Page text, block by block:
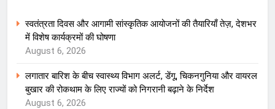
स्वतंत्रता दिवस और आगामी सांस्कृतिक आयोजनों की तैयारियाँ तेज़, देशभर
में विशेष कार्यक्रमों की घोषणा
August 6, 2026
लगातार बारिश के बीच स्वास्थ्य विभाग अलर्ट, डेंगू, चिकनगुनिया और वायरल
बुखार की रोकथाम के लिए राज्यों को निगरानी बढ़ाने के निर्देश
August 6, 2026